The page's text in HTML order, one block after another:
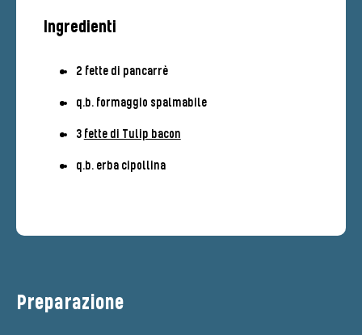
Ingredienti
2 fette di pancarrè
q.b. formaggio spalmabile
3 fette di Tulip bacon
q.b. erba cipollina
Preparazione